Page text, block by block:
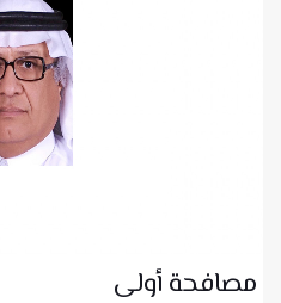
مصافحة أولى